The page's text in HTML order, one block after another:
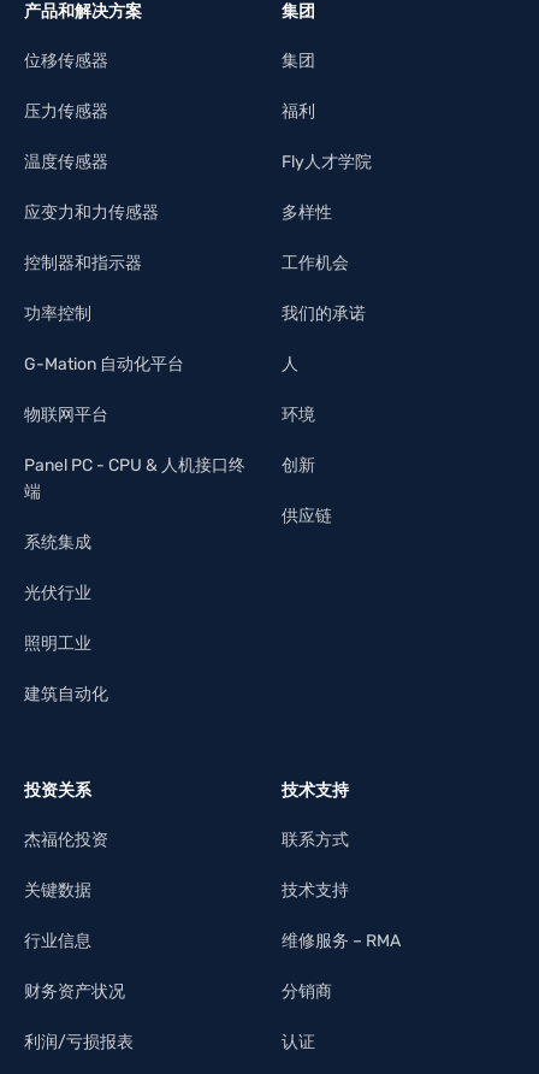
产品和解决方案
位移传感器
压力传感器
温度传感器
应变力和力传感器
控制器和指示器
功率控制
G-Mation 自动化平台
物联网平台
Panel PC - CPU & 人机接口终
端
系统集成
光伏行业
照明工业
建筑自动化
集团
集团
福利
Fly人才学院
多样性
工作机会
我们的承诺
人
环境
创新
供应链
投资关系
杰福伦投资
关键数据
行业信息
财务资产状况
利润/亏损报表
技术支持
联系方式
技术支持
维修服务 – RMA
分销商
认证